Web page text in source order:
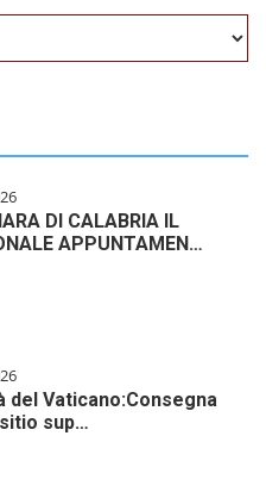
DI CALABRIA IL
APPUNTAMEN…
del Vaticano:Consegna
sup…